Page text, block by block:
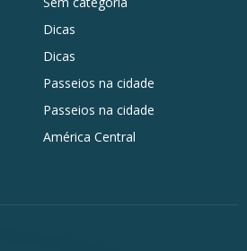
Dicas
Dicas
Passeios na cidade
Passeios na cidade
América Central